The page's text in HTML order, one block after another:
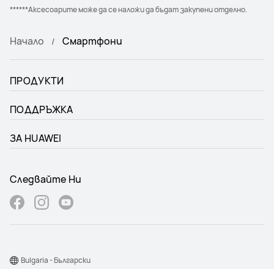
******Аксесоарите може да се наложи да бъдат закупени отделно.
Начало Смартфони
ПРОДУКТИ
ПОДДРЪЖКА
ЗА HUAWEI
Следвайте Ни
Bulgaria - Български